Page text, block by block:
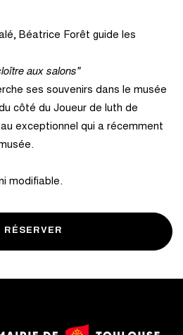
Béatrice Forêt guide les
aux salons"
ses souvenirs dans le musée
côté du Joueur de luth de
exceptionnel qui a récemment
modifiable.
RÉSERVER